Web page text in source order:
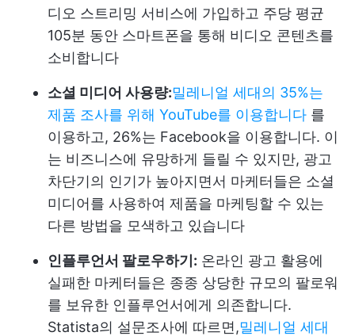
디오 스트리밍 서비스에 가입하고 주당 평균
105분 동안 스마트폰을 통해 비디오 콘텐츠를
소비합니다
소셜 미디어 사용량:밀레니얼 세대의 35%는
제품 조사를 위해 YouTube를 이용합니다 를
이용하고, 26%는 Facebook을 이용합니다. 이
는 비즈니스에 유망하게 들릴 수 있지만, 광고
차단기의 인기가 높아지면서 마케터들은 소셜
미디어를 사용하여 제품을 마케팅할 수 있는
다른 방법을 모색하고 있습니다
인플루언서 팔로우하기: 온라인 광고 활용에
실패한 마케터들은 종종 상당한 규모의 팔로워
를 보유한 인플루언서에게 의존합니다.
Statista의 설문조사에 따르면,밀레니얼 세대